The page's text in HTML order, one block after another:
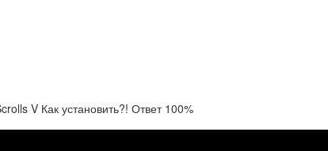
V Как установить?! Ответ 100%